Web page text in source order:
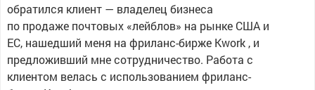
обратился клиент — владелец бизнеса
по продаже почтовых «лейблов» на рынке США и
ЕС, нашедший меня на фриланс-бирже Kwork , и
предложивший мне сотрудничество. Работа с
клиентом велась с использованием фриланс-